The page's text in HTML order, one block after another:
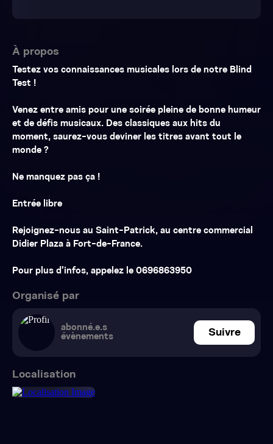
À propos
Testez vos connaissances musicales lors de notre Blind
Test !
Venez entre amis pour une soirée pleine de bonne humeur
et de défis musicaux. Des classiques aux hits du
moment, saurez-vous deviner les titres avant tout le
monde ?
Ne manquez pas ça !
Entrée libre
Rejoignez-nous au Saint-Patrick, au centre commercial
Didier Plaza à Fort-de-France.
Pour plus d’infos, appelez le 0696863950
Organisé par
abonné.e.s
évènements
Suivre
Localisation